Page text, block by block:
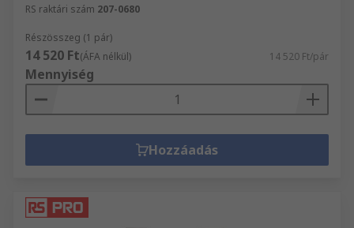
RS raktári szám 207-0680
Részösszeg (1 pár)
14 520 Ft(ÁFA nélkül) 14 520 Ft/pár
Mennyiség
Hozzáadás